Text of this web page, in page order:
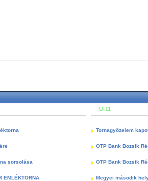
sorsolása
EMLÉKTORNA
U-11
Tornagyőzelem
OTP Bank Bozsik
OTP Bank Bozsik
Megyei második